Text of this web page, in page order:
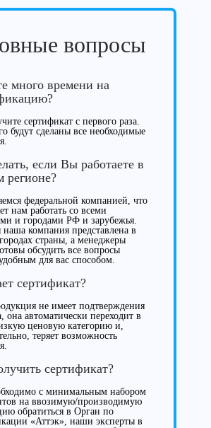
вопросы
много времени на
сертификат с первого раза.
будут сделаны все необходимые
если Вы работаете в
регионе?
федеральной компанией, что
нам работать со всеми
и городами РФ и зарубежья.
наша компания представлена в
страны, а менеджеры
обсудить все вопросы
для вас способом.
сертификат?
не имеет подтверждения
она автоматически переходит в
ценовую категорию и,
теряет возможность
сертификат?
с минимальным набором
на ввозимую/производимую
обратиться в Орган по
«Аттэк», наши эксперты в